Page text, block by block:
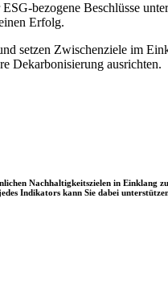
bezogene Beschlüsse
Erfolg.
setzen Zwischenziele im
Dekarbonisierung ausrichten.
Nachhaltigkeitszielen in Einklang
Indikators kann Sie dabei